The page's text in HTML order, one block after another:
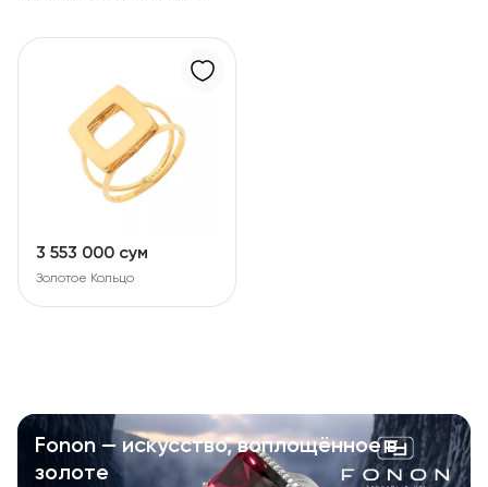
3 553 000 сум
Золотое Кольцо
Fonon — искусство, воплощённое в
золоте